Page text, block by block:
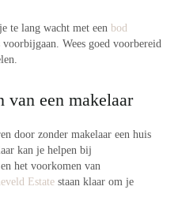
te lang wacht met een bod
voorbijgaan. Wees goed voorbereid
van een makelaar
door zonder makelaar een huis
kan je helpen bij
het voorkomen van
Estate staan klaar om je